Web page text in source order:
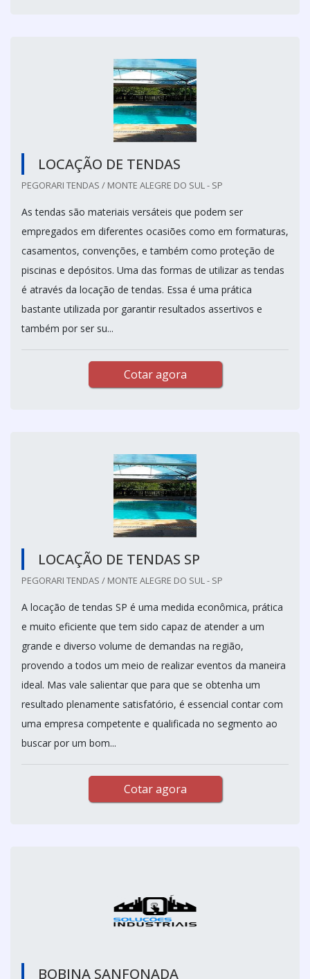
LOCAÇÃO DE TENDAS
PEGORARI TENDAS / MONTE ALEGRE DO SUL - SP
As tendas são materiais versáteis que podem ser
empregados em diferentes ocasiões como em formaturas,
casamentos, convenções, e também como proteção de
piscinas e depósitos. Uma das formas de utilizar as tendas
é através da locação de tendas. Essa é uma prática
bastante utilizada por garantir resultados assertivos e
também por ser su...
Cotar agora
LOCAÇÃO DE TENDAS SP
PEGORARI TENDAS / MONTE ALEGRE DO SUL - SP
A locação de tendas SP é uma medida econômica, prática
e muito eficiente que tem sido capaz de atender a um
grande e diverso volume de demandas na região,
provendo a todos um meio de realizar eventos da maneira
ideal. Mas vale salientar que para que se obtenha um
resultado plenamente satisfatório, é essencial contar com
uma empresa competente e qualificada no segmento ao
buscar por um bom...
Cotar agora
BOBINA SANFONADA